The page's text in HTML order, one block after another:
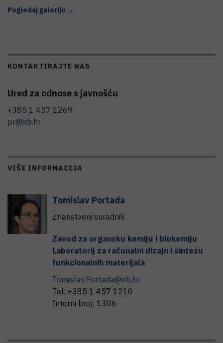
Pogledaj galeriju →
KONTAKTIRAJTE NAS
Ured za odnose s javnošću
+385 1 457 1269
pr@irb.hr
VIŠE INFORMACIJA
Tomislav Portada
Znanstveni suradnik
Zavod za organsku kemiju i biokemiju
Laboratorij za računalni dizajn i sintezu
funkcionalnih materijala
Tomislav.Portada@irb.hr
Tel: +385 1 457 1210
Interni broj: 1306